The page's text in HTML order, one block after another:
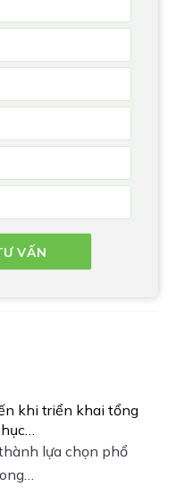
khi triển khai tổng
lựa chọn phổ